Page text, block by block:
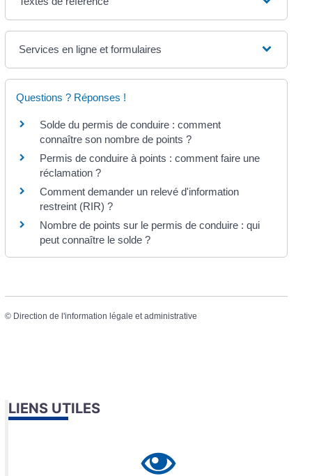
Services en ligne et formulaires
Questions ? Réponses !
Solde du permis de conduire : comment
connaître son nombre de points ?
Permis de conduire à points : comment faire une
réclamation ?
Comment demander un relevé d'information
restreint (RIR) ?
Nombre de points sur le permis de conduire : qui
peut connaître le solde ?
© Direction de l'information légale et administrative
LIENS UTILES